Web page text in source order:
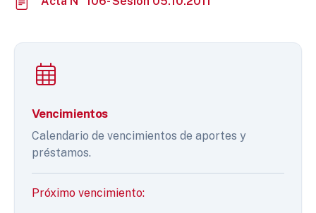
Vencimientos
Calendario de vencimientos de aportes y
préstamos.
Próximo vencimiento: